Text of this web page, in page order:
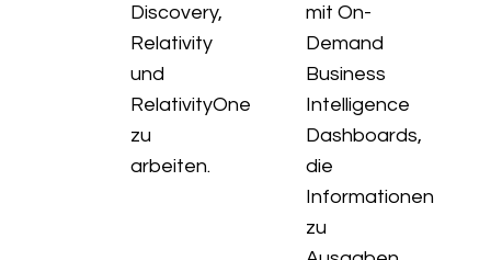
Discovery,
Relativity
und
RelativityOne
zu
arbeiten.
mit On-
Demand
Business
Intelligence
Dashboards,
die
Informationen
zu